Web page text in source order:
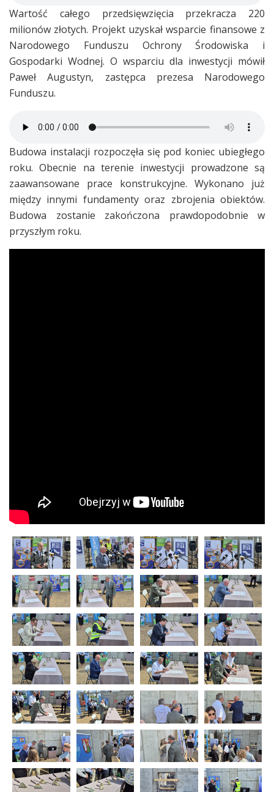
Wartość całego przedsięwzięcia przekracza 220
milionów złotych. Projekt uzyskał wsparcie finansowe z
Narodowego Funduszu Ochrony Środowiska i
Gospodarki Wodnej. O wsparciu dla inwestycji mówił
Paweł Augustyn, zastępca prezesa Narodowego
Funduszu.
Budowa instalacji rozpoczęła się pod koniec ubiegłego
roku. Obecnie na terenie inwestycji prowadzone są
zaawansowane prace konstrukcyjne. Wykonano już
między innymi fundamenty oraz zbrojenia obiektów.
Budowa zostanie zakończona prawdopodobnie w
przyszłym roku.